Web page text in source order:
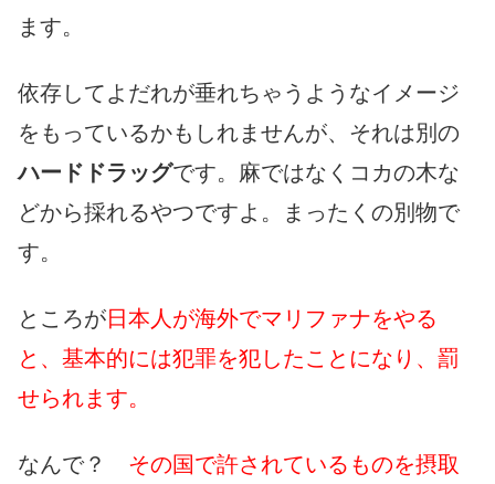
ます。
依存してよだれが垂れちゃうようなイメージ
をもっているかもしれませんが、それは別の
ハードドラッグです。麻ではなくコカの木な
どから採れるやつですよ。まったくの別物で
す。
ところが日本人が海外でマリファナをやる
と、基本的には犯罪を犯したことになり、罰
せられます。
なんで？ その国で許されているものを摂取